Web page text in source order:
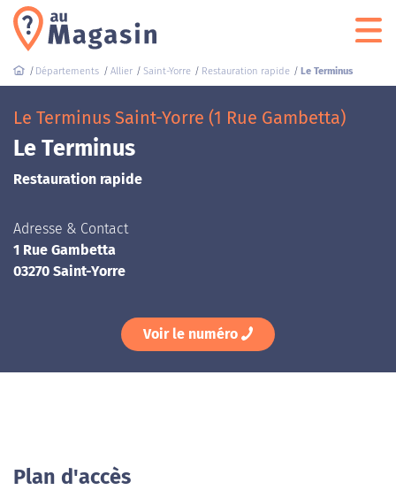
Départements Allier Saint-Yorre Restauration rapide Le Terminus
Le Terminus Saint-Yorre (1 Rue Gambetta)
Le Terminus
Restauration rapide
Adresse & Contact
1 Rue Gambetta
03270 Saint-Yorre
Voir le numéro
Plan d'accès